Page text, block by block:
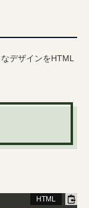
デザインをHTML